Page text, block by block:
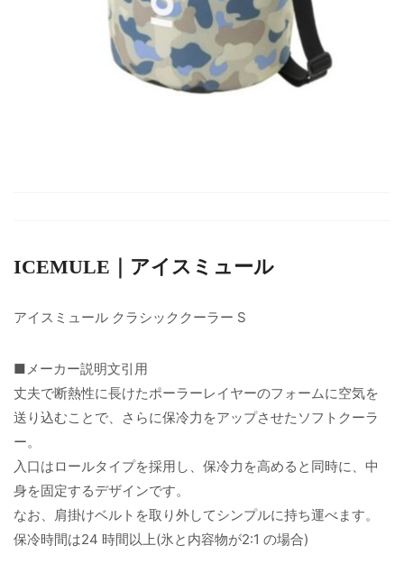
ICEMULE｜アイスミュール
アイスミュール クラシッククーラー S
■メーカー説明文引用
丈夫で断熱性に長けたポーラーレイヤーのフォームに空気を
送り込むことで、さらに保冷力をアップさせたソフトクーラ
ー。
入口はロールタイプを採用し、保冷力を高めると同時に、中
身を固定するデザインです。
なお、肩掛けベルトを取り外してシンプルに持ち運べます。
保冷時間は24 時間以上(氷と内容物が2:1 の場合)